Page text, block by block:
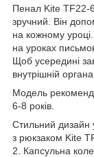
Пенал Kite TF22-
зручний. Він
на кожному уроці.
на уроках
Щоб усередині
внутрішній
Модель
6-8 років.
Стильний дизайн
з рюкзаком Kite
2. Капсульна